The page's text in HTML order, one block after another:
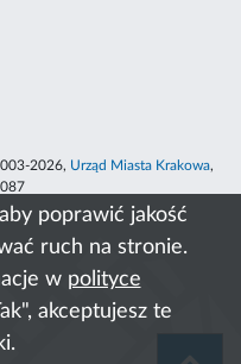
poprawić jakość
ruch na stronie.
w polityce
akceptujesz te
2026, Urząd Miasta Krakowa,